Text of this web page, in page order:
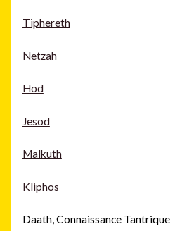
Tiphereth
Netzah
Hod
Jesod
Malkuth
Kliphos
Daath, Connaissance Tantrique